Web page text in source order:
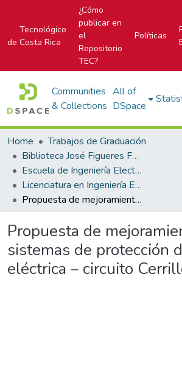
Tecnológico
de Costa Rica
¿Cómo
publicar en
el
Repositorio
TEC?
Políticas
Communities
& Collections
All of
DSpace
Home
Trabajos de Graduación
Biblioteca José Figueres Ferrer
Escuela de Ingeniería Electrónica
Licenciatura en Ingeniería Electrónica
Propuesta de mejoramiento de los sistemas de protección de la red eléctrica – circuito Cerrillo.
Propuesta de
sistemas de protección
eléctrica – circuito